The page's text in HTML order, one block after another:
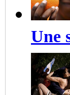
Une